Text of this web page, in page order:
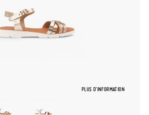
PLUS D'INFORMATION